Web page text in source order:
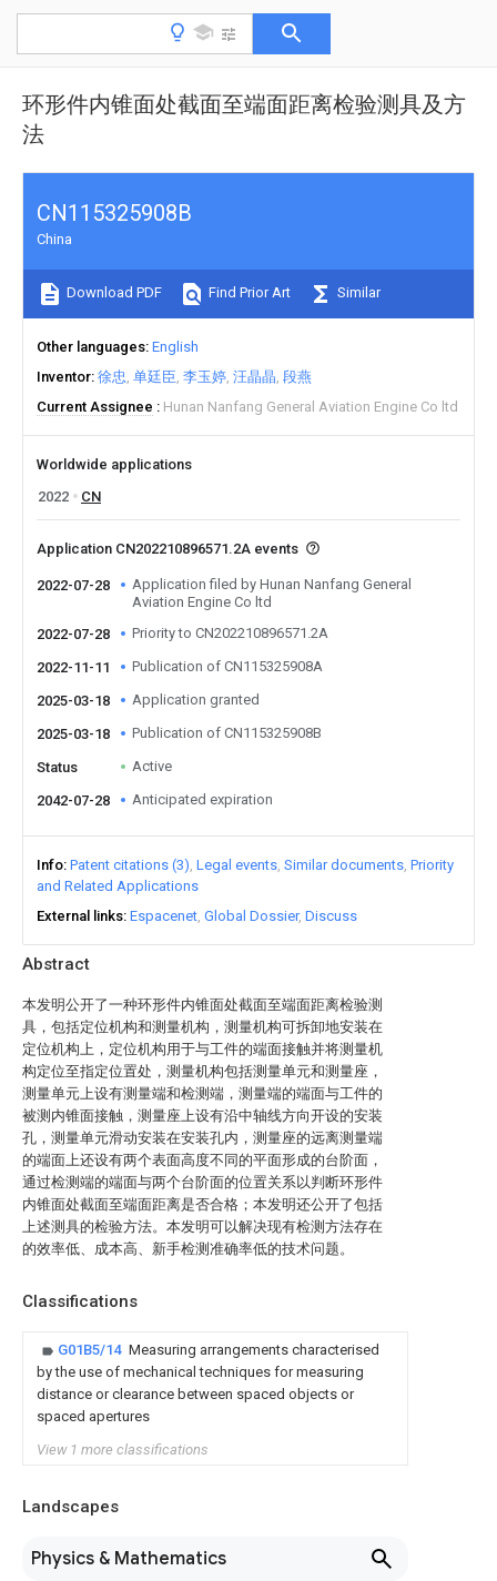
环形件内锥面处截面至端面距离检验测具及方
法
Abstract
本发明公开了一种环形件内锥面处截面至端面距离检验测
具，包括定位机构和测量机构，测量机构可拆卸地安装在
定位机构上，定位机构用于与工件的端面接触并将测量机
构定位至指定位置处，测量机构包括测量单元和测量座，
测量单元上设有测量端和检测端，测量端的端面与工件的
被测内锥面接触，测量座上设有沿中轴线方向开设的安装
孔，测量单元滑动安装在安装孔内，测量座的远离测量端
的端面上还设有两个表面高度不同的平面形成的台阶面，
通过检测端的端面与两个台阶面的位置关系以判断环形件
内锥面处截面至端面距离是否合格；本发明还公开了包括
上述测具的检验方法。本发明可以解决现有检测方法存在
的效率低、成本高、新手检测准确率低的技术问题。
Classifications
G01B5/14 Measuring arrangements characterised
by the use of mechanical techniques for measuring
distance or clearance between spaced objects or
spaced apertures
View 1 more classifications
Landscapes
Physics & Mathematics
CN115325908B
China
Download PDF Find Prior Art Similar
Other languages English
Inventor 徐忠 单廷臣 李玉婷 汪晶晶 段燕
Current Assignee
Hunan Nanfang General Aviation Engine Co ltd
Worldwide applications
2022
CN
Application CN202210896571.2A events
2022-07-28
Application filed by Hunan Nanfang General
Aviation Engine Co ltd
2022-07-28
Priority to CN202210896571.2A
2022-11-11 Publication of CN115325908A
2025-03-18 Application granted
2025-03-18 Publication of CN115325908B
Status Active
2042-07-28 Anticipated expiration
Info Patent citations (3) Legal events Similar documents Priority
and Related Applications
External links Espacenet Global Dossier Discuss